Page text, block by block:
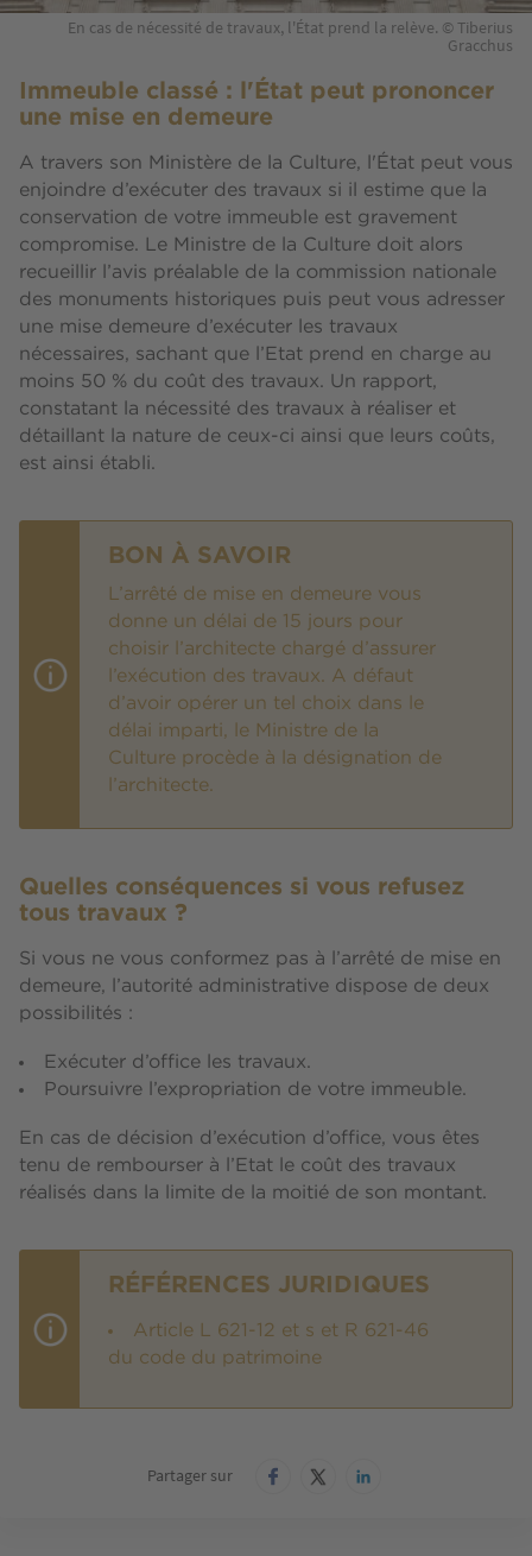
En cas de nécessité de travaux, l'État prend la relève. © Tiberius
Gracchus
Immeuble classé : l'État peut prononcer
une mise en demeure
A travers son Ministère de la Culture, l'État peut vous
enjoindre d’exécuter des travaux si il estime que la
conservation de votre immeuble est gravement
compromise. Le Ministre de la Culture doit alors
recueillir l’avis préalable de la commission nationale
des monuments historiques puis peut vous adresser
une mise demeure d’exécuter les travaux
nécessaires, sachant que l’Etat prend en charge au
moins 50 % du coût des travaux. Un rapport,
constatant la nécessité des travaux à réaliser et
détaillant la nature de ceux-ci ainsi que leurs coûts,
est ainsi établi.
BON À SAVOIR
L’arrêté de mise en demeure vous
donne un délai de 15 jours pour
choisir l’architecte chargé d’assurer
l’exécution des travaux. A défaut
d’avoir opérer un tel choix dans le
délai imparti, le Ministre de la
Culture procède à la désignation de
l’architecte.
Quelles conséquences si vous refusez
tous travaux ?
Si vous ne vous conformez pas à l’arrêté de mise en
demeure, l’autorité administrative dispose de deux
possibilités :
Exécuter d’office les travaux.
Poursuivre l’expropriation de votre immeuble.
En cas de décision d’exécution d’office, vous êtes
tenu de rembourser à l’Etat le coût des travaux
réalisés dans la limite de la moitié de son montant.
RÉFÉRENCES JURIDIQUES
Article L 621-12 et s et R 621-46
du code du patrimoine
Partager sur